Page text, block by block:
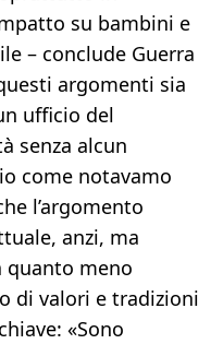
su bambini e
– conclude Guerra
argomenti sia
ufficio del
senza alcun
come notavamo
l’argomento
anzi, ma
quanto meno
di valori e tradizioni
«Sono